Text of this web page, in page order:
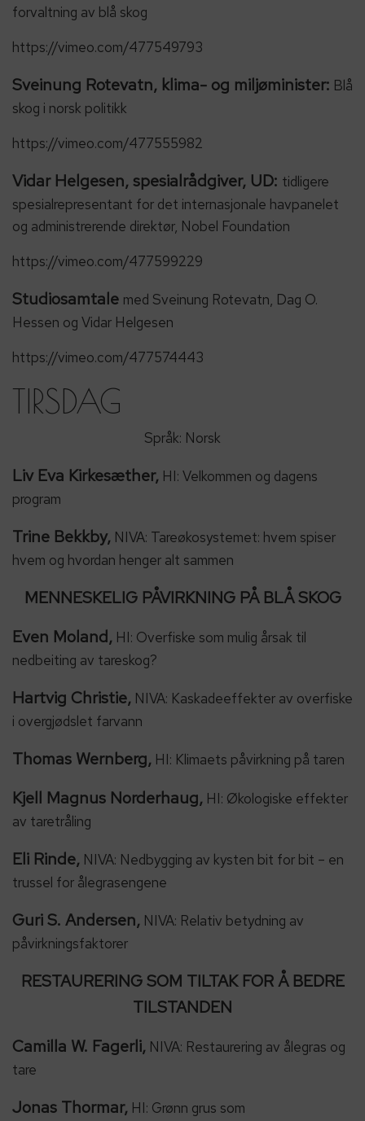
forvaltning av blå skog
https://vimeo.com/477549793
Sveinung Rotevatn, klima- og miljøminister: Blå
skog i norsk politikk
https://vimeo.com/477555982
Vidar Helgesen, spesialrådgiver, UD: tidligere
spesialrepresentant for det internasjonale havpanelet
og administrerende direktør, Nobel Foundation
https://vimeo.com/477599229
Studiosamtale med Sveinung Rotevatn, Dag O.
Hessen og Vidar Helgesen
https://vimeo.com/477574443
TIRSDAG
Språk: Norsk
Liv Eva Kirkesæther, HI: Velkommen og dagens
program
Trine Bekkby, NIVA: Tareøkosystemet: hvem spiser
hvem og hvordan henger alt sammen
MENNESKELIG PÅVIRKNING PÅ BLÅ SKOG
Even Moland, HI: Overfiske som mulig årsak til
nedbeiting av tareskog?
Hartvig Christie, NIVA: Kaskadeeffekter av overfiske
i overgjødslet farvann
Thomas Wernberg, HI: Klimaets påvirkning på taren
Kjell Magnus Norderhaug, HI: Økologiske effekter
av taretråling
Eli Rinde, NIVA: Nedbygging av kysten bit for bit – en
trussel for ålegrasengene
Guri S. Andersen, NIVA: Relativ betydning av
påvirkningsfaktorer
RESTAURERING SOM TILTAK FOR Å BEDRE
TILSTANDEN
Camilla W. Fagerli, NIVA: Restaurering av ålegras og
tare
Jonas Thormar, HI: Grønn grus som